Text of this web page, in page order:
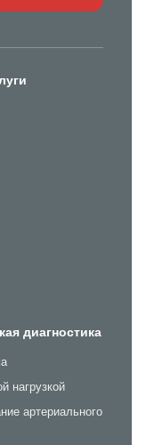
диагностика
нагрузкой
артериального